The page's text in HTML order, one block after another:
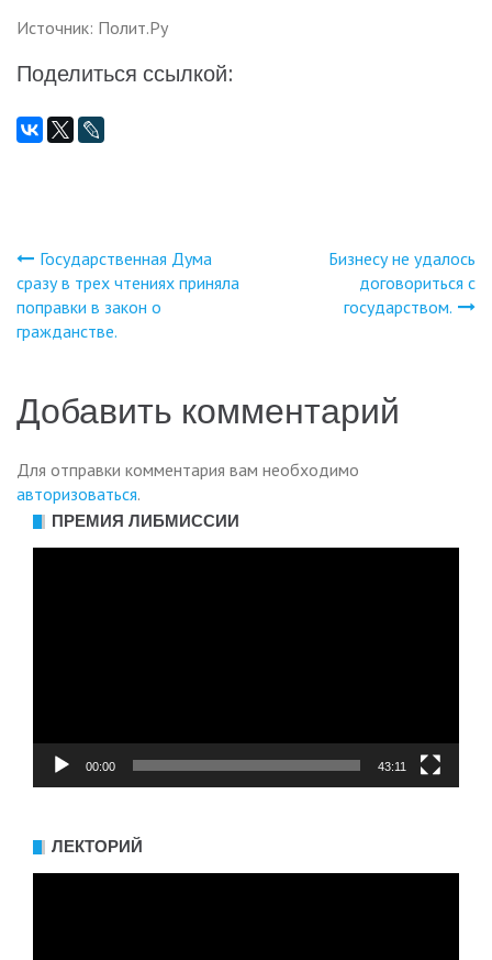
Источник: Полит.Ру
Поделиться ссылкой:
Навигация
по
записям
Государственная Дума
сразу в трех чтениях приняла
поправки в закон о
гражданстве.
Бизнесу не удалось
договориться с
государством.
Добавить комментарий
Для отправки комментария вам необходимо
авторизоваться.
ПРЕМИЯ ЛИБМИССИИ
00:00 43:11
ЛЕКТОРИЙ